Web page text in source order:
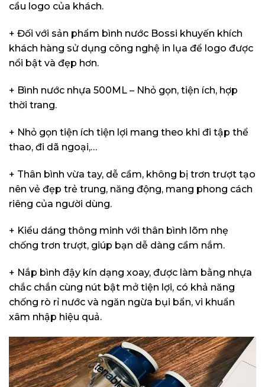
cầu logo của khách.
+ Đối với sản phẩm bình nước Bossi khuyến khích
khách hàng sử dụng công nghệ in lụa để logo được
nổi bật và đẹp hơn.
+ Bình nước nhựa 500ML – Nhỏ gọn, tiện ích, hợp
thời trang.
+ Nhỏ gọn tiện ích tiện lợi mang theo khi đi tập thể
thao, đi dã ngoại,…
+ Thân bình vừa tay, dễ cầm, không bị trơn trượt tạo
nên vẻ đẹp trẻ trung, năng động, mang phong cách
riêng của người dùng.
+ Kiểu dáng thông minh với thân bình lõm nhẹ
chống trơn trượt, giúp bạn dễ dàng cầm nắm.
+ Nắp bình đậy kín dạng xoay, được làm bằng nhựa
chắc chắn cùng nút bật mở tiện lợi, có khả năng
chống rò rỉ nước và ngăn ngừa bụi bẩn, vi khuẩn
xâm nhập hiệu quả.